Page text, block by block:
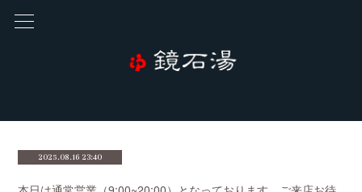
2025.08.16 23:40